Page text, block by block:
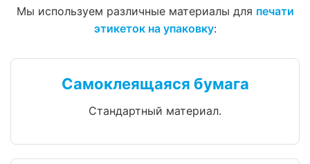
Мы используем различные материалы для печати
этикеток на упаковку:
Самоклеящаяся бумага
Стандартный материал.